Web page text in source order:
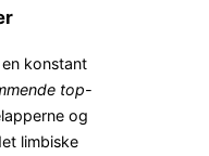
konstant
top-
og
limbiske